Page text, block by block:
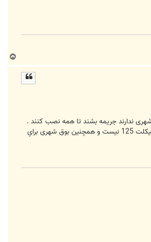
ا
ندارند جریمه بشند تا همه نصب کنند .
بیشتر مسئولینِ این امور اصلاً خودشون با این مشکل سر و کار ندارند برایِ همینه که کسی از مسئولینِ راهنمائی به فکر تعویض اگزوزهای مسخره ی موتورسیکلت 125 نیست و همچنین بوق شهری برایِ